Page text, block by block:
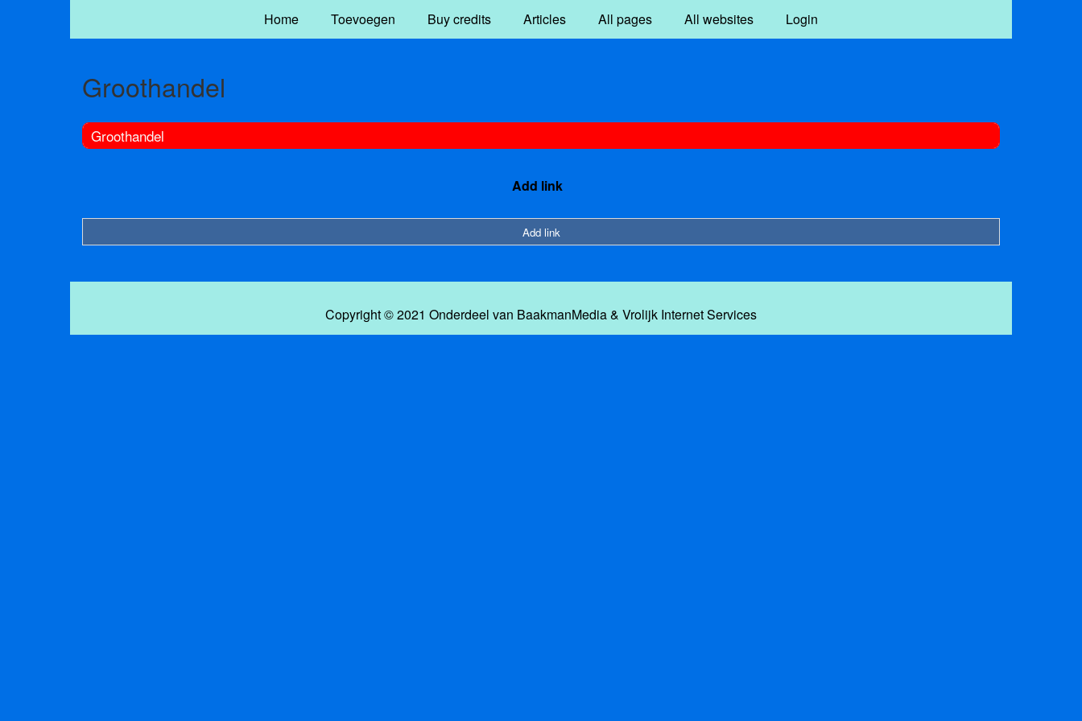
Home Toevoegen Buy credits Articles All pages All websites Login
Groothandel
Groothandel
Add link
Add link
Copyright © 2021 Onderdeel van BaakmanMedia& Vrolijk Internet Services